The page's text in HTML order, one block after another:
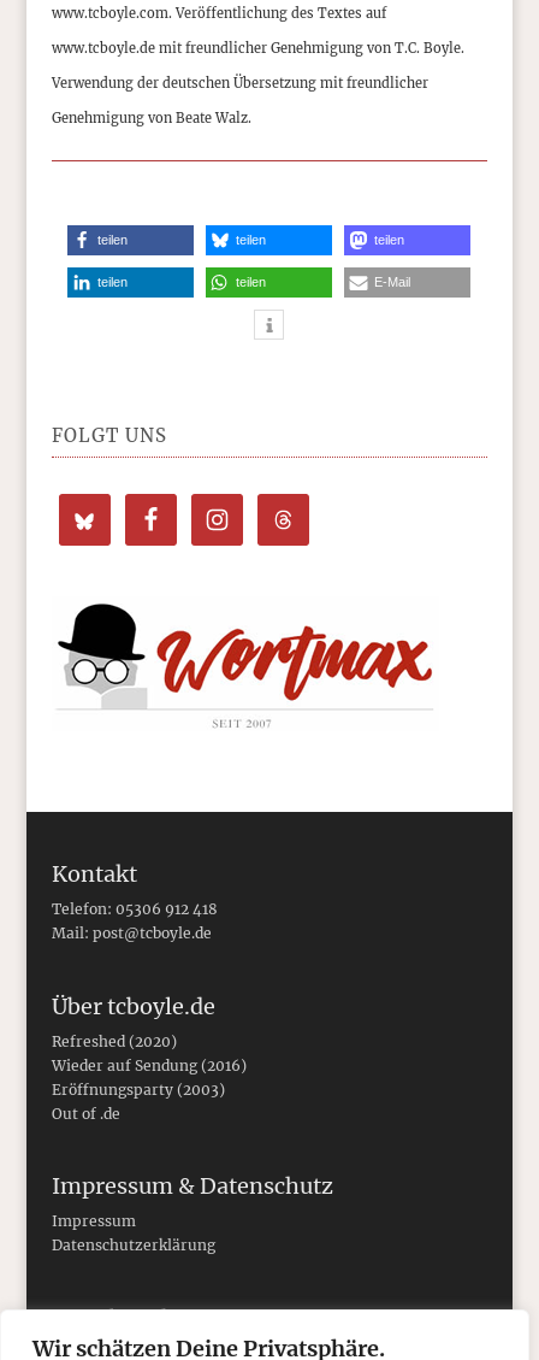
Wir schätzen Deine Privatsphäre.
www.tcboyle.com. Veröffentlichung des Textes auf
www.tcboyle.de mit freundlicher Genehmigung von T.C. Boyle.
Verwendung der deutschen Übersetzung mit freundlicher
Genehmigung von Beate Walz.
teilen teilen teilen
teilen teilen E-Mail
FOLGT UNS
Kontakt
Telefon: 05306 912 418
Mail: post@tcboyle.de
Über tcboyle.de
Refreshed (2020)
Wieder auf Sendung (2016)
Eröffnungsparty (2003)
Out of .de
Impressum & Datenschutz
Impressum
Datenschutzerklärung
Social Media